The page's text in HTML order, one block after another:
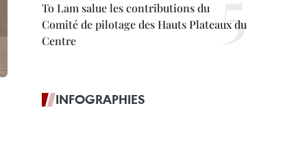
To Lam salue les contributions du
Comité de pilotage des Hauts Plateaux du
Centre
INFOGRAPHIES